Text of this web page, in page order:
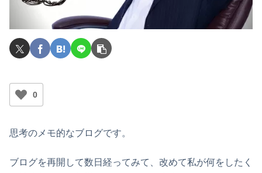
0
思考のメモ的なブログです。
ブログを再開して数日経ってみて、改めて私が何をしたく